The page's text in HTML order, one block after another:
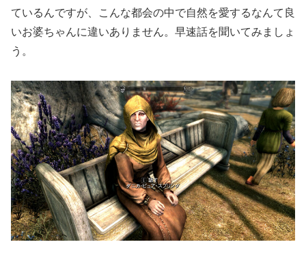
ているんですが、こんな都会の中で自然を愛するなんて良
いお婆ちゃんに違いありません。早速話を聞いてみましょ
う。